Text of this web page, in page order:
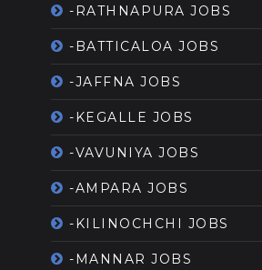
-RATHNAPURA JOBS
-BATTICALOA JOBS
-JAFFNA JOBS
-KEGALLE JOBS
-VAVUNIYA JOBS
-AMPARA JOBS
-KILINOCHCHI JOBS
-MANNAR JOBS